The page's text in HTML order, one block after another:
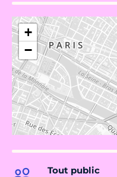
+
−
Tout public